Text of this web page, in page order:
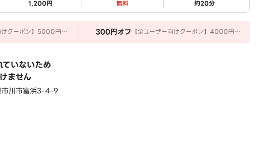
1,200円 無料 約20分
けクーポン】5000円以
300円オフ 【全ユーザー向けクーポン】4000円以
ていないため
ません
市川市富浜3-4-9